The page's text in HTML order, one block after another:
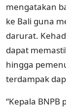
mengatakan
ke Bali guna
darurat.
dapat
hingga
terdampak
“Kepala